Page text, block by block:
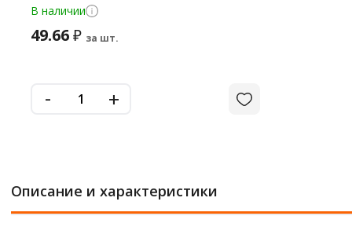
В наличии
49.66₽ за шт.
- +
Описание и характеристики